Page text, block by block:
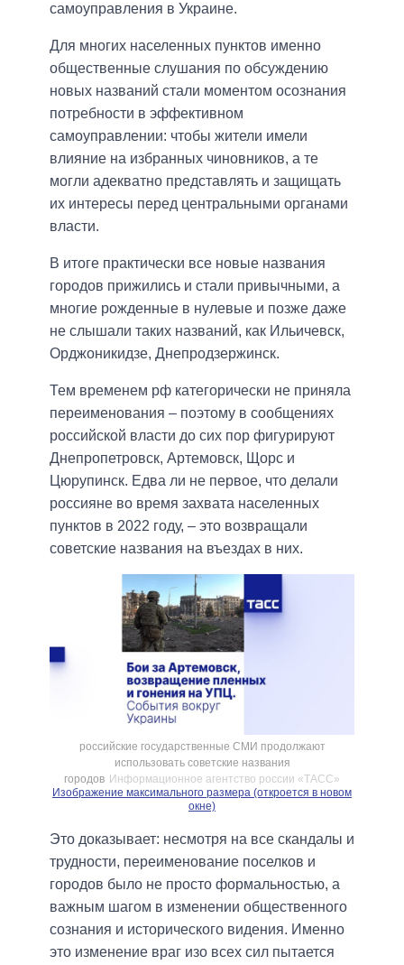
самоуправления в Украине.
Для многих населенных пунктов именно
общественные слушания по обсуждению
новых названий стали моментом осознания
потребности в эффективном
самоуправлении: чтобы жители имели
влияние на избранных чиновников, а те
могли адекватно представлять и защищать
их интересы перед центральными органами
власти.
В итоге практически все новые названия
городов прижились и стали привычными, а
многие рожденные в нулевые и позже даже
не слышали таких названий, как Ильичевск,
Орджоникидзе, Днепродзержинск.
Тем временем рф категорически не приняла
переименования – поэтому в сообщениях
российской власти до сих пор фигурируют
Днепропетровск, Артемовск, Щорс и
Цюрупинск. Едва ли не первое, что делали
россияне во время захвата населенных
пунктов в 2022 году, – это возвращали
советские названия на въездах в них.
российские государственные СМИ продолжают
использовать советские названия
городов Информационное агентство россии «ТАСС»
Изображение максимального размера (откроется в новом
окне)
Это доказывает: несмотря на все скандалы и
трудности, переименование поселков и
городов было не просто формальностью, а
важным шагом в изменении общественного
сознания и исторического видения. Именно
это изменение враг изо всех сил пытается